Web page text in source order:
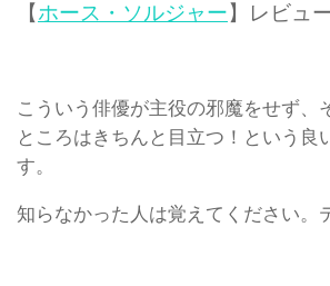
【ホース・ソルジャー】レビュ
こういう俳優が主役の邪魔をせず、
ところはきちんと目立つ！という良
す。
知らなかった人は覚えてください。